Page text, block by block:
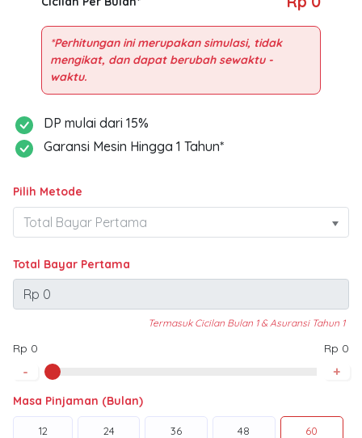
*Perhitungan ini merupakan simulasi, tidak
mengikat, dan dapat berubah sewaktu -
DP mulai dari 15%
Garansi Mesin Hingga 1 Tahun*
Pilih Metode
Total Bayar Pertama
Termasuk Cicilan Bulan 1 & Asuransi Tahun 1
Rp 0 Rp 0
- +
Masa Pinjaman (Bulan)
12 24 36 48 60